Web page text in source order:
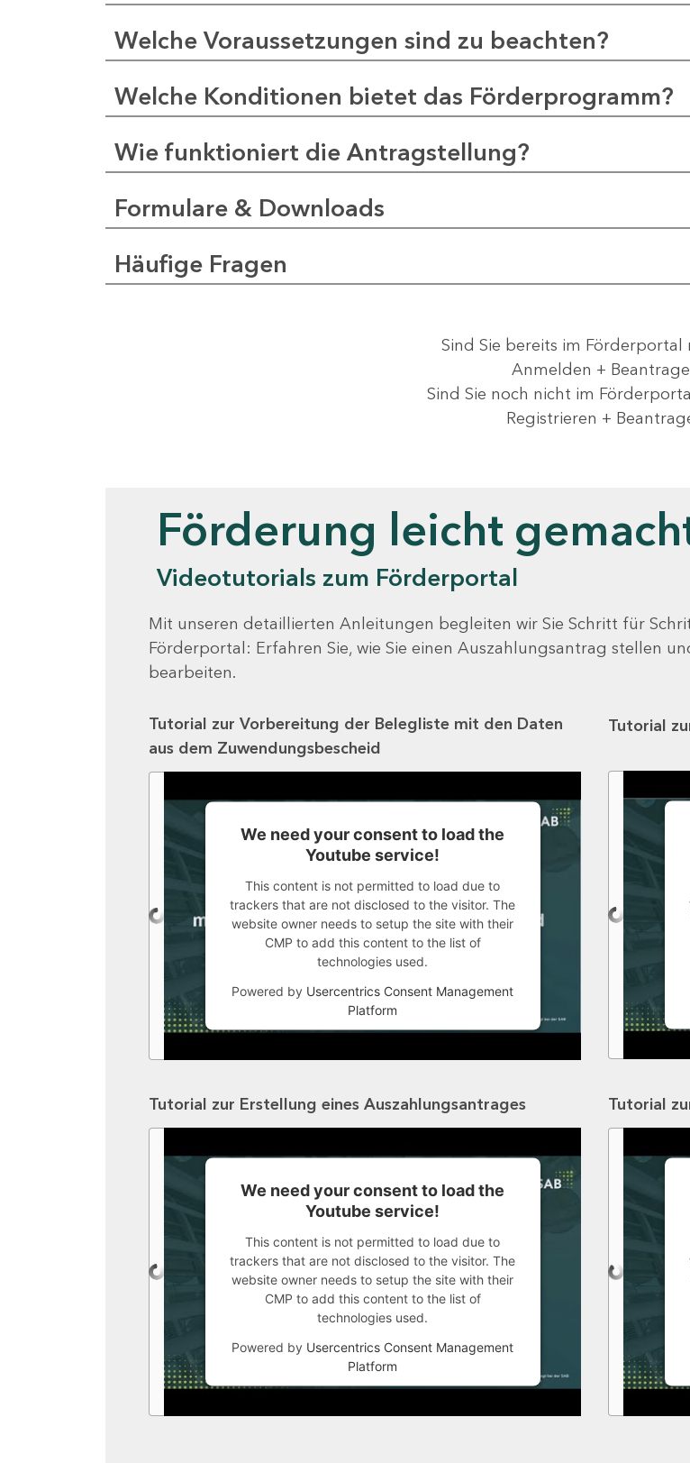
Welche Voraussetzungen sind zu beachten?
Welche Konditionen bietet das Förderprogramm?
Wie funktioniert die Antragstellung?
Formulare & Downloads
Häufige Fragen
Sind Sie bereits im Förderportal
Anmelden +
Sind Sie noch nicht im
Registrieren +
Förderung leicht
Videotutorials zum Förderportal
Mit unseren detaillierten Anleitungen begleiten wir Sie Schritt für
Förderportal: Erfahren Sie, wie Sie einen Auszahlungsantrag stellen
bearbeiten.
Tutorial zur Vorbereitung der Belegliste mit den Daten
aus dem Zuwendungsbescheid
We need your consent to load the
Youtube service!
This content is not permitted to load due to
trackers that are not disclosed to the visitor. The
website owner needs to setup the site with their
CMP to add this content to the list of
technologies used.
Powered by Usercentrics Consent Management
Platform
Tutorial
Tutorial zur Erstellung eines Auszahlungsantrages
We need your consent to load the
Youtube service!
This content is not permitted to load due to
trackers that are not disclosed to the visitor. The
website owner needs to setup the site with their
CMP to add this content to the list of
technologies used.
Powered by Usercentrics Consent Management
Platform
Tutorial